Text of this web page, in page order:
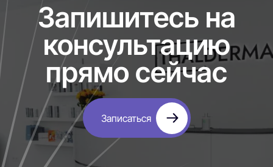
Запишитесь на
консультацию
прямо сейчас
Записаться